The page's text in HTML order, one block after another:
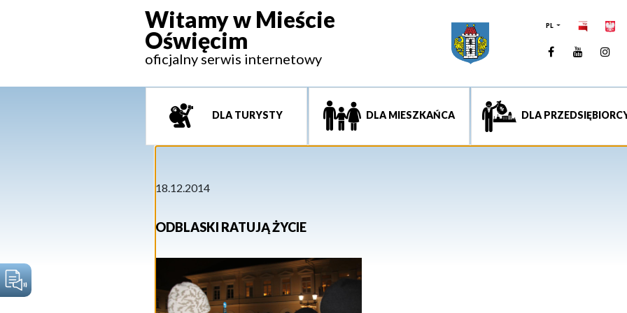
Witamy w Mieście
Oświęcim
oficjalny serwis internetowy
PL
Facebook
DLA TURYSTY DLA MIESZKAŃCA DLA
18.12.2014
ODBLASKI RATUJĄ ŻYCIE